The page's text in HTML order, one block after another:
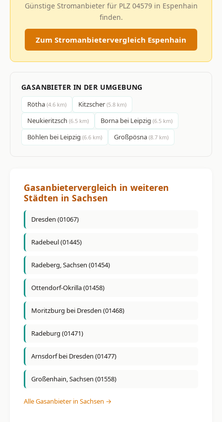
Günstige Stromanbieter für PLZ 04579 in Espenhain
finden.
Zum Stromanbietervergleich Espenhain
GASANBIETER IN DER UMGEBUNG
Rötha (4.6 km) Kitzscher (5.8 km)
Neukieritzsch (6.5 km) Borna bei Leipzig (6.5 km)
Böhlen bei Leipzig (6.6 km) Großpösna (8.7 km)
Gasanbietervergleich in weiteren
Städten in Sachsen
Dresden (01067)
Radebeul (01445)
Radeberg, Sachsen (01454)
Ottendorf-Okrilla (01458)
Moritzburg bei Dresden (01468)
Radeburg (01471)
Arnsdorf bei Dresden (01477)
Großenhain, Sachsen (01558)
Alle Gasanbieter in Sachsen →